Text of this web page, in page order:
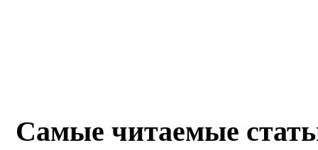
Самые читаемые